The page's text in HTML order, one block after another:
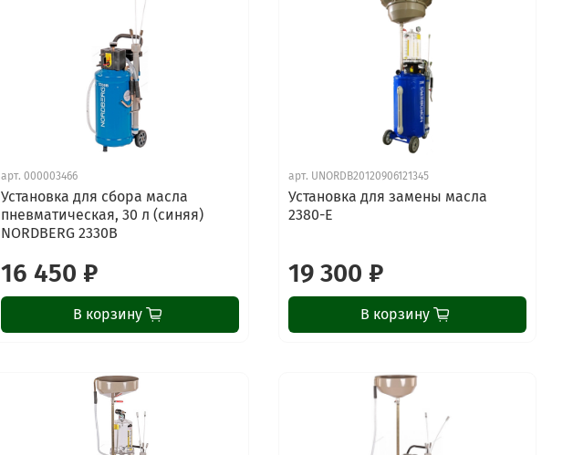
арт.000003466
Установка для сбора масла
пневматическая, 30 л (синяя)
NORDBERG 2330B
16 450 ₽
В корзину
арт. UNORDB20120906121345
Установка для замены масла
2380-E
19 300 ₽
В корзину